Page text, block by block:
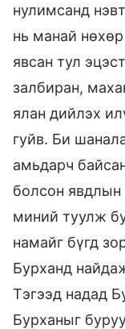
нулимсанд
нь манай
явсан тул
залбиран,
ялан дийлэх
гуйв. Би
амьдарч
болсон явдлын
миний туулж
намайг бүгд
Бурханд
Тэгээд надад
Бурханыг